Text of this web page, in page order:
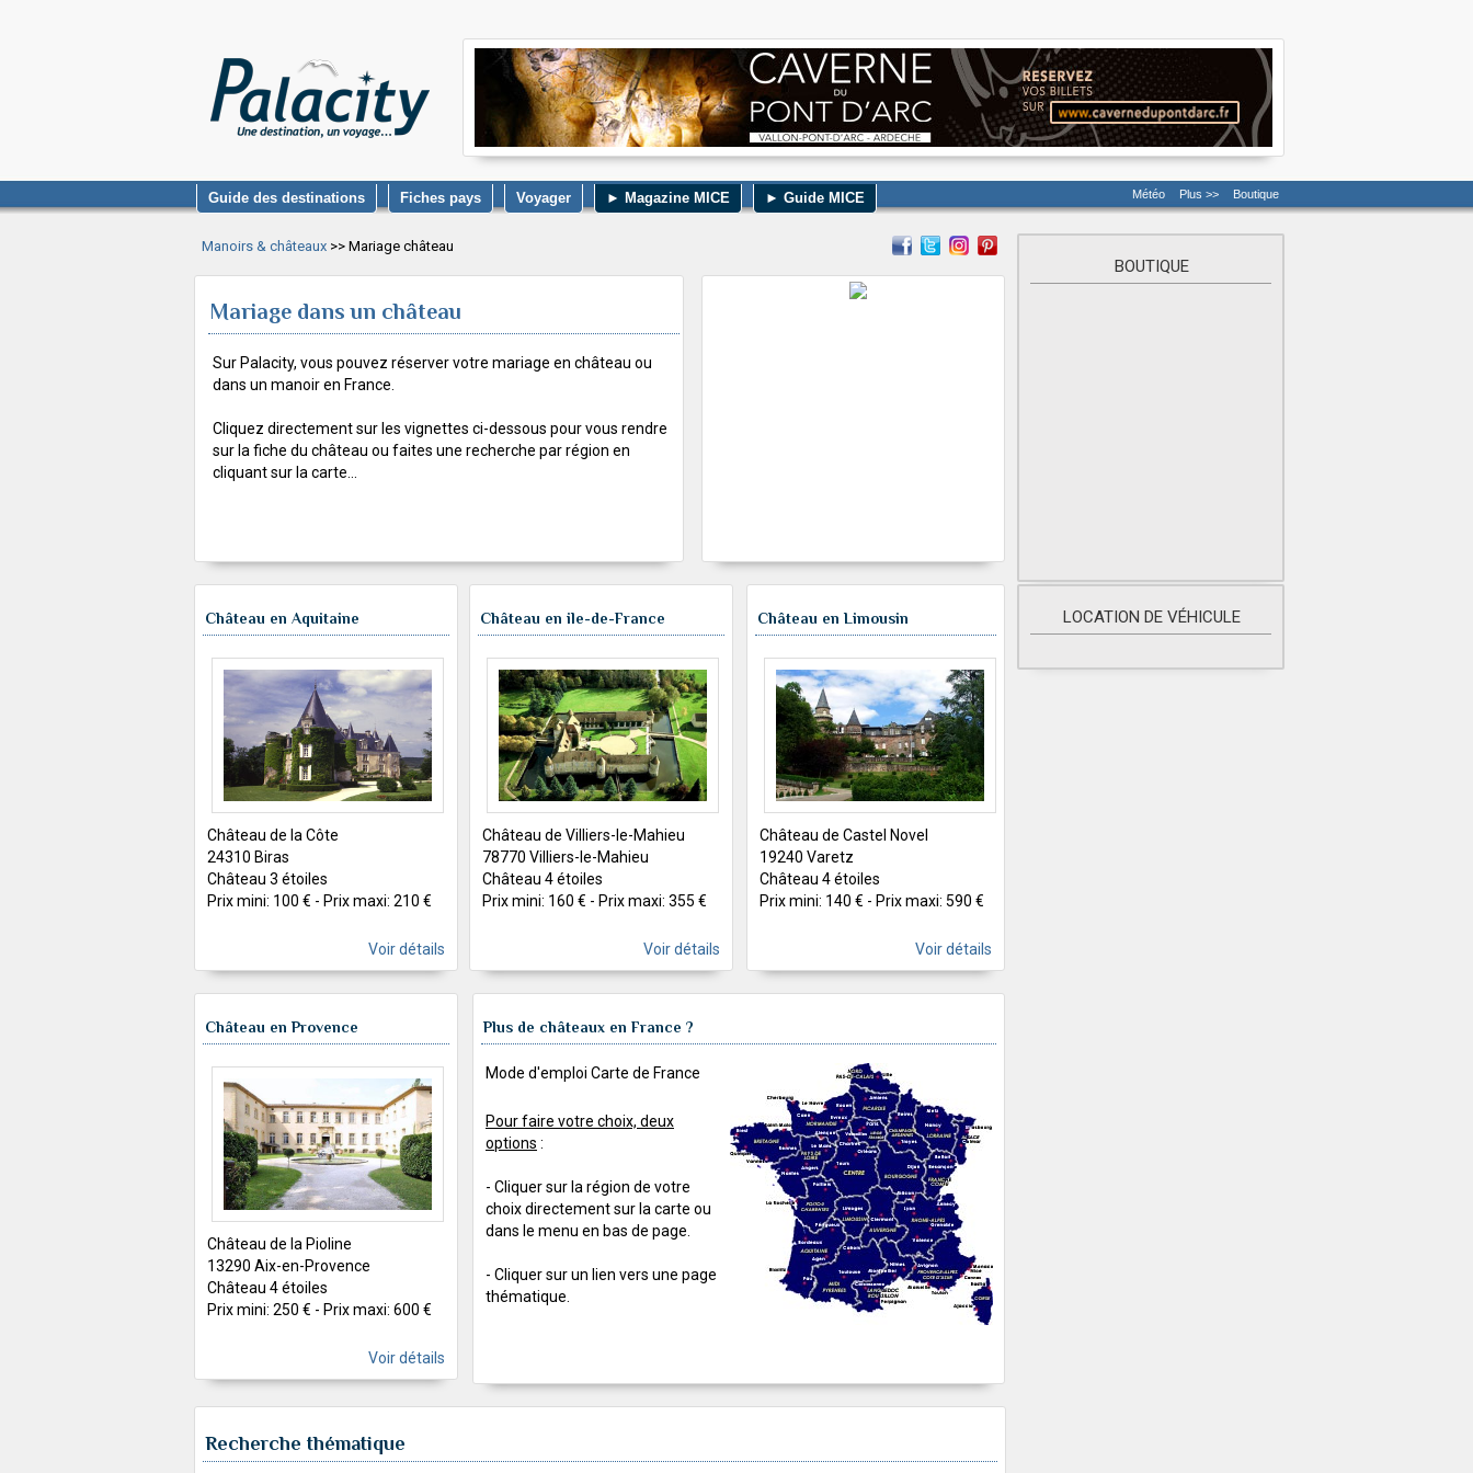
Guide des destinations Fiches pays Voyager ► Magazine MICE ► Guide MICE Météo Plus >> Boutique
Manoirs & châteaux >> Mariage château
Mariage dans un château
Sur Palacity, vous pouvez réserver votre mariage en château ou
dans un manoir en France.
Cliquez directement sur les vignettes ci-dessous pour vous rendre
sur la fiche du château ou faites une recherche par région en
cliquant sur la carte...
Château en Aquitaine
Château de la Côte
24310 Biras
Château 3 étoiles
Prix mini: 100 € - Prix maxi: 210 €
Voir détails
Château en ile-de-France
Château de Villiers-le-Mahieu
78770 Villiers-le-Mahieu
Château 4 étoiles
Prix mini: 160 € - Prix maxi: 355 €
Voir détails
Château en Limousin
Château de Castel Novel
19240 Varetz
Château 4 étoiles
Prix mini: 140 € - Prix maxi: 590 €
Voir détails
Château en Provence
Château de la Pioline
13290 Aix-en-Provence
Château 4 étoiles
Prix mini: 250 € - Prix maxi: 600 €
Voir détails
Plus de châteaux en France ?
Mode d'emploi Carte de France
Pour faire votre choix, deux
options :
- Cliquer sur la région de votre
choix directement sur la carte ou
dans le menu en bas de page.
- Cliquer sur un lien vers une page
thématique.
Recherche thématique
BOUTIQUE
LOCATION DE VÉHICULE